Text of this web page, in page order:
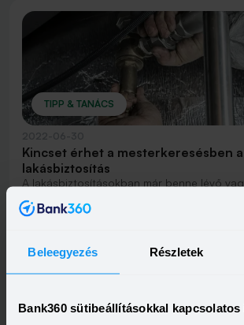
Beleegyezés Részletek
Bank360 sütibeállításokkal
TIPP & TANÁCS
Kincset érhet a mesterkeresésben a
lakásbiztosítás
A lakásbiztosításokban már benne lévő
köthető asszisztencia szolgáltatás éppen
segíteni, ami manapság sokszor felér egy
küldetéssel: minél hamarabb megbízható
Elolvasom